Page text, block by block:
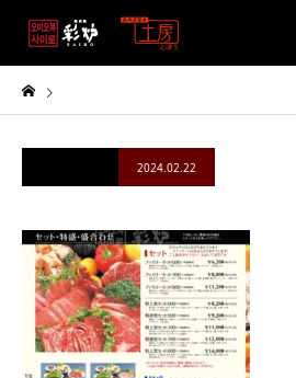
2024.02.22